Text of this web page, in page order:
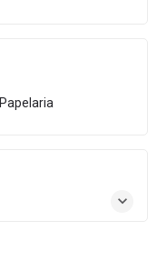
Papelaria